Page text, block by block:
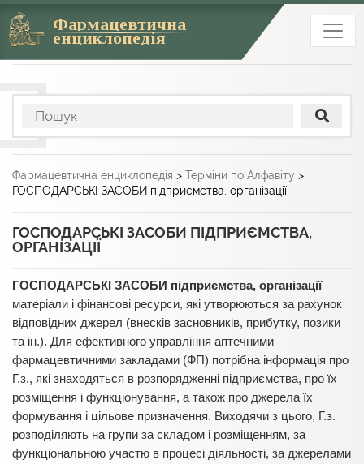
Фармацевтична
енциклопедія
Фармацевтична енциклопедія > Терміни по Алфавіту >
ГОСПОДАРСЬКІ ЗАСОБИ підприємства, організації
ГОСПОДАРСЬКІ ЗАСОБИ ПІДПРИЄМСТВА,
ОРГАНІЗАЦІЇ
ГОСПОДАРСЬКІ ЗАСОБИ підприємства, організації—
матеріали і фінансові ресурси, які утворюються за рахунок
відповідних джерел (внесків засновників, прибутку, позики
та ін.). Для ефективного управління аптечними
фармацевтичними закладами (ФП) потрібна інформація про
Г.з., які знаходяться в розпорядженні підприємства, про їх
розміщення і функціонування, а також про джерела їх
формування і цільове призначення. Виходячи з цього, Г.з.
розподіляють на групи за складом і розміщенням, за
функціональною участю в процесі діяльності, за джерелами